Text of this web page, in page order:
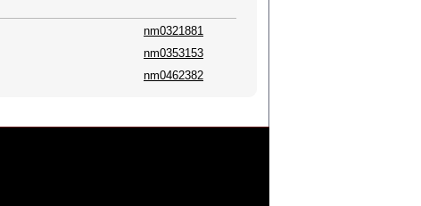
nm0321881
nm0353153
nm0462382